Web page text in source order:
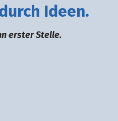
deen.
erster Stelle.